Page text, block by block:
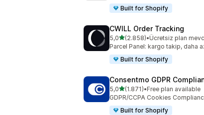
Built for Shopify
CWILL Order Tracking
5,05 yıldız üzerinden
(2.858)
toplam 2858 değerlendirme
•Ücretsiz plan
Parcel Panel: kargo takip, daha
Built for Shopify
Consentmo GDPR
5,05 yıldız üzerinden
(1.871)
toplam 1871 değerlendirme
•Free plan available
GDPR/CCPA Cookies
Built for Shopify